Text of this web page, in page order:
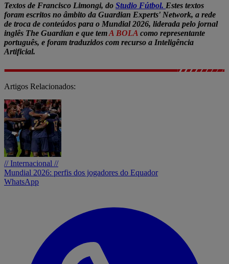
Textos de Francisco Limongi, do Studio Fútbol. Estes textos
foram escritos no âmbito da Guardian Experts' Network, a rede
de troca de conteúdos para o Mundial 2026, liderada pelo jornal
inglês The Guardian e que temA BOLA como representante
português, e foram traduzidos com recurso a Inteligência
Artificial.
Artigos Relacionados:
// Internacional //
Mundial 2026: perfis dos jogadores do Equador
WhatsApp